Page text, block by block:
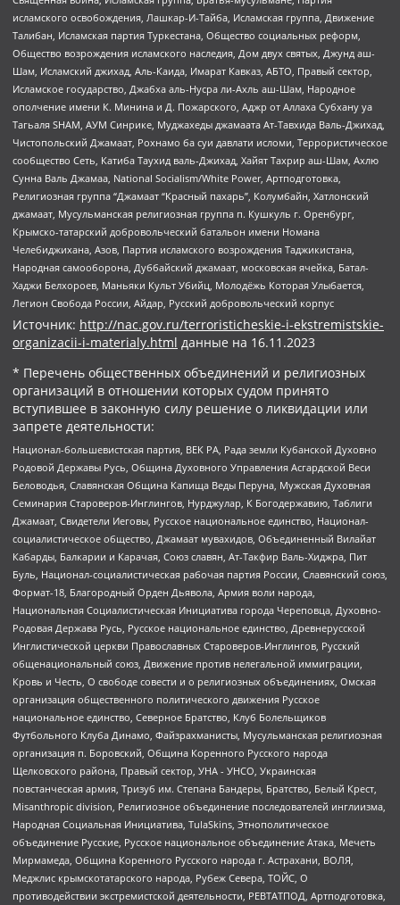
исламского освобождения, Лашкар-И-Тайба, Исламская группа, Движение
Талибан, Исламская партия Туркестана, Общество социальных реформ,
Общество возрождения исламского наследия, Дом двух святых, Джунд аш-
Шам, Исламский джихад, Аль-Каида, Имарат Кавказ, АБТО, Правый сектор,
Исламское государство, Джабха аль-Нусра ли-Ахль аш-Шам, Народное
ополчение имени К. Минина и Д. Пожарского, Аджр от Аллаха Субхану уа
Тагьаля SHAM, АУМ Синрике, Муджахеды джамаата Ат-Тавхида Валь-Джихад,
Чистопольский Джамаат, Рохнамо ба суи давлати исломи, Террористическое
сообщество Сеть, Катиба Таухид валь-Джихад, Хайят Тахрир аш-Шам, Ахлю
Сунна Валь Джамаа, National Socialism/White Power, Артподготовка,
Религиозная группа “Джамаат “Красный пахарь”, Колумбайн, Хатлонский
джамаат, Мусульманская религиозная группа п. Кушкуль г. Оренбург,
Крымско-татарский добровольческий батальон имени Номана
Челебиджихана, Азов, Партия исламского возрождения Таджикистана,
Народная самооборона, Дуббайский джамаат, московская ячейка, Батал-
Хаджи Белхороев, Маньяки Культ Убийц, Молодёжь Которая Улыбается,
Легион Свобода России, Айдар, Русский добровольческий корпус
Источник: http://nac.gov.ru/terroristicheskie-i-ekstremistskie-
organizacii-i-materialy.html данные на 16.11.2023
* Перечень общественных объединений и религиозных
организаций в отношении которых судом принято
вступившее в законную силу решение о ликвидации или
запрете деятельности:
Национал-большевистская партия, ВЕК РА, Рада земли Кубанской Духовно
Родовой Державы Русь, Община Духовного Управления Асгардской Веси
Беловодья, Славянская Община Капища Веды Перуна, Мужская Духовная
Семинария Староверов-Инглингов, Нурджулар, К Богодержавию, Таблиги
Джамаат, Свидетели Иеговы, Русское национальное единство, Национал-
социалистическое общество, Джамаат мувахидов, Объединенный Вилайат
Кабарды, Балкарии и Карачая, Союз славян, Ат-Такфир Валь-Хиджра, Пит
Буль, Национал-социалистическая рабочая партия России, Славянский союз,
Формат-18, Благородный Орден Дьявола, Армия воли народа,
Национальная Социалистическая Инициатива города Череповца, Духовно-
Родовая Держава Русь, Русское национальное единство, Древнерусской
Инглистической церкви Православных Староверов-Инглингов, Русский
общенациональный союз, Движение против нелегальной иммиграции,
Кровь и Честь, О свободе совести и о религиозных объединениях, Омская
организация общественного политического движения Русское
национальное единство, Северное Братство, Клуб Болельщиков
Футбольного Клуба Динамо, Файзрахманисты, Мусульманская религиозная
организация п. Боровский, Община Коренного Русского народа
Щелковского района, Правый сектор, УНА - УНСО, Украинская
повстанческая армия, Тризуб им. Степана Бандеры, Братство, Белый Крест,
Misanthropic division, Религиозное объединение последователей инглиизма,
Народная Социальная Инициатива, TulaSkins, Этнополитическое
объединение Русские, Русское национальное объединение Атака, Мечеть
Мирмамеда, Община Коренного Русского народа г. Астрахани, ВОЛЯ,
Меджлис крымскотатарского народа, Рубеж Севера, ТОЙС, О
противодействии экстремистской деятельности, РЕВТАТПОД, Артподготовка,